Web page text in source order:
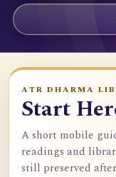
ATR DHARMA
Start
A short mobile
readings and
still preserved